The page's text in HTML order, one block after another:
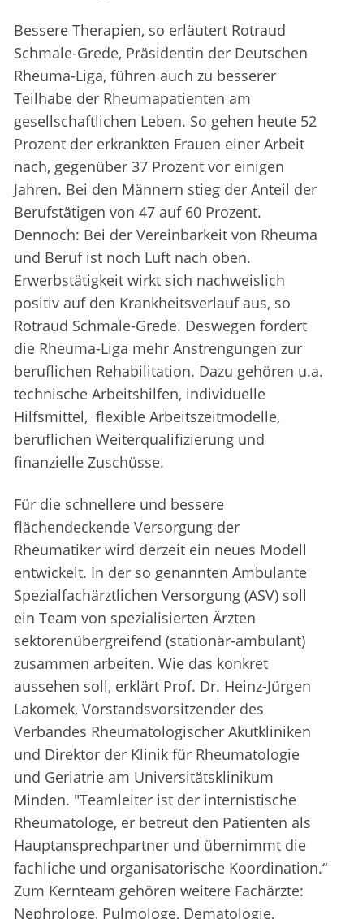
Bessere Therapien, so erläutert Rotraud
Schmale-Grede, Präsidentin der Deutschen
Rheuma-Liga, führen auch zu besserer
Teilhabe der Rheumapatienten am
gesellschaftlichen Leben. So gehen heute 52
Prozent der erkrankten Frauen einer Arbeit
nach, gegenüber 37 Prozent vor einigen
Jahren. Bei den Männern stieg der Anteil der
Berufstätigen von 47 auf 60 Prozent.
Dennoch: Bei der Vereinbarkeit von Rheuma
und Beruf ist noch Luft nach oben.
Erwerbstätigkeit wirkt sich nachweislich
positiv auf den Krankheitsverlauf aus, so
Rotraud Schmale-Grede. Deswegen fordert
die Rheuma-Liga mehr Anstrengungen zur
beruflichen Rehabilitation. Dazu gehören u.a.
technische Arbeitshilfen, individuelle
Hilfsmittel, flexible Arbeitszeitmodelle,
beruflichen Weiterqualifizierung und
finanzielle Zuschüsse.
Für die schnellere und bessere
flächendeckende Versorgung der
Rheumatiker wird derzeit ein neues Modell
entwickelt. In der so genannten Ambulante
Spezialfachärztlichen Versorgung (ASV) soll
ein Team von spezialisierten Ärzten
sektorenübergreifend (stationär-ambulant)
zusammen arbeiten. Wie das konkret
aussehen soll, erklärt Prof. Dr. Heinz-Jürgen
Lakomek, Vorstandsvorsitzender des
Verbandes Rheumatologischer Akutkliniken
und Direktor der Klinik für Rheumatologie
und Geriatrie am Universitätsklinikum
Minden. "Teamleiter ist der internistische
Rheumatologe, er betreut den Patienten als
Hauptansprechpartner und übernimmt die
fachliche und organisatorische Koordination.“
Zum Kernteam gehören weitere Fachärzte:
Nephrologe, Pulmologe, Dematologie,